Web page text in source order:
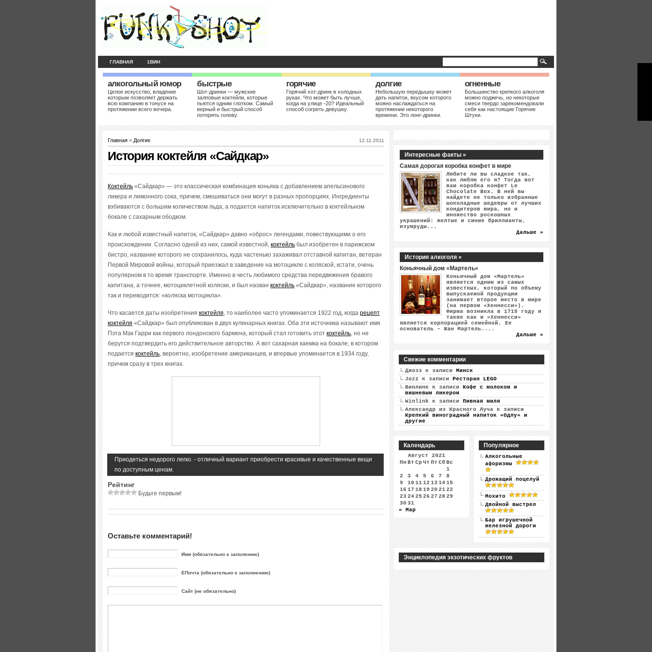
ГЛАВНАЯ 1ВИН
алкогольный юмор
Целое искусство, владение
которым позволяет держать
всю компанию в тонусе на
протяжении всего вечера.
быстрые
Шот-дринки — мужские
залповые коктейли, которые
пьются одним глотком. Самый
верный и быстрый способ
потерять голову.
горячие
Горячий хот-дринк в холодных
руках. Что может быть лучше,
когда на улице -20? Идеальный
способ согреть девушку.
долгие
Небольшую передышку может
дать напиток, вкусом которого
можно наслаждаться на
протяжении некоторого
времени. Это лонг-дринки.
огненные
Большинство крепкого алкоголя
можно поджечь, но некоторые
смеси твердо зарекомендовали
себя как настоящие Горячие
Штуки.
Главная » Долгие 12.11.2011
История коктейля «Сайдкар»
Коктейль «Сайдкар» — это классическая комбинация коньяка с добавлением апельсинового
ликера и лимонного сока, причем, смешиваться они могут в разных пропорциях. Ингредиенты
взбиваются с большим количеством льда, а подается напиток исключительно в коктейльном
бокале с сахарным ободком.
Как и любой известный напиток, «Сайдкар» давно «оброс» легендами, повествующими о его
происхождении. Согласно одной из них, самой известной, коктейль был изобретен в парижском
бистро, название которого не сохранилось, куда частенько захаживал отставной капитан, ветеран
Первой Мировой войны, который приезжал в заведение на мотоцикле с коляской, кстати, очень
популярном в то время транспорте. Именно в честь любимого средства передвижения бравого
капитана, а точнее, мотоциклетной коляски, и был назван коктейль «Сайдкар», название которого
так и переводится: «коляска мотоцикла».
Что касается даты изобретения коктейля, то наиболее часто упоминается 1922 год, когда рецепт
коктейля «Сайдкар» был опубликован в двух кулинарных книгах. Оба эти источника называют имя
Пэта Мак Гарри как первого лондонского бармена, который стал готовить этот коктейль, но не
берутся подтвердить его действительное авторство. А вот сахарная каемка на бокале, в котором
подается коктейль, вероятно, изобретение американцев, и впервые упоминается в 1934 году,
причем сразу в трех книгах.
Приодеться недорого легко. - отличный вариант приобрести красивые и качественные вещи
по доступным ценам.
Рейтинг
Будьте первым!
Оставьте комментарий!
Имя (обязательно к заполению)
ЕПочта (обязательно к заполнению)
Сайт (не обязательно)
Интересные факты »
Самая дорогая коробка конфет в мире
Любите ли вы сладкое так,
как люблю его я? Тогда вот
вам коробка конфет Le
Chocolate Box. В ней вы
найдете не только избранные
шоколадные шедевры от лучших
кондитеров мира, но и
множество роскошных
украшений: желтые и синие бриллианты,
изумруды...
Дальше »
История алкоголя »
Коньячный дом «Мартель»
Коньячный дом «Мартель»
является одним из самых
известных, который по объему
выпускаемой продукции
занимает второе место в мире
(на первом «Хеннесси»).
Фирма возникла в 1715 году и
также как и «Хеннесси»
является корпорацией семейной. Ее
основатель – Жан Мартель....
Дальше »
Свежие комментарии
Джозз к записи Минск
Jozz к записи Ресторан LEGO
Винлинк к записи Кофе с молоком и
вишневым ликером
Winlink к записи Пивная миля
Александр из Красного Луча к записи
Крепкий виноградный напиток «Одлу» и
другие
Календарь
Август 2021
Пн Вт Ср Чт Пт Сб Вс
1
2
3 4 5 6 7
8
9
10 1112 13 1415
16 17 18 19 20 2122
23 2425 26 27 28 29
30 31
« Мар
Популярное
Алкогольные
афоризмы
Дрожащий поцелуй
Мохито
Двойной выстрел
Бар игрушечной
железной дороги
Энциклопедия экзотических фруктов